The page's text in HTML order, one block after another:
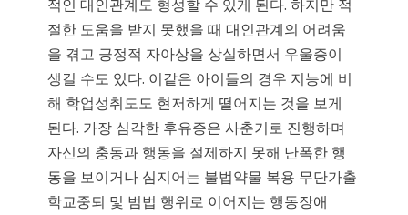
적인 대인관계도 형성할 수 있게 된다. 하지만 적
절한 도움을 받지 못했을 때 대인관계의 어려움
을 겪고 긍정적 자아상을 상실하면서 우울증이
생길 수도 있다. 이같은 아이들의 경우 지능에 비
해 학업성취도도 현저하게 떨어지는 것을 보게
된다. 가장 심각한 후유증은 사춘기로 진행하며
자신의 충동과 행동을 절제하지 못해 난폭한 행
동을 보이거나 심지어는 불법약물 복용 무단가출
학교중퇴 및 범법 행위로 이어지는 행동장애